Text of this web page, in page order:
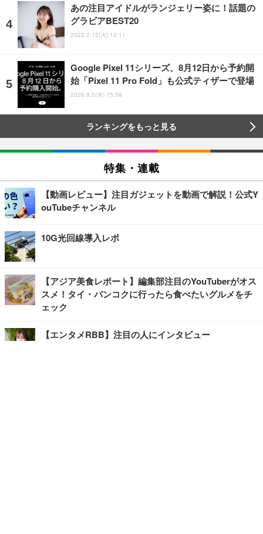
あの注目アイドルがランジェリー姿に！話題の
グラビアBEST20
2022.2.15(火) 12:11
Google Pixel 11シリーズ、8月12日から予約開
始「Pixel 11 Pro Fold」も公式ティザーで登場
2026.8.5(水) 15:58
ランキングをもっと見る
特集・連載
【動画レビュー】注目ガジェットを動画で解説！公式Y
ouTubeチャンネル
10G光回線導入レポ
【アジア美食レポート】編集部注目のYouTuberがオス
スメ！タイ・バンコクに行ったら食べたいグルメをチ
ェック
【エンタメRBB】注目の人にインタビュー